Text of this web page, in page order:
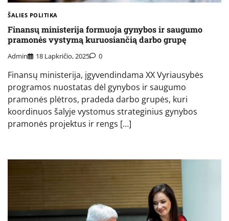
ŠALIES POLITIKA
Finansų ministerija formuoja gynybos ir saugumo
pramonės vystymą kuruosiančią darbo grupę
Admin 18 Lapkričio, 2025 0
Finansų ministerija, įgyvendindama XX Vyriausybės
programos nuostatas dėl gynybos ir saugumo
pramonės plėtros, pradeda darbo grupės, kuri
koordinuos šalyje vystomus strateginius gynybos
pramonės projektus ir rengs […]